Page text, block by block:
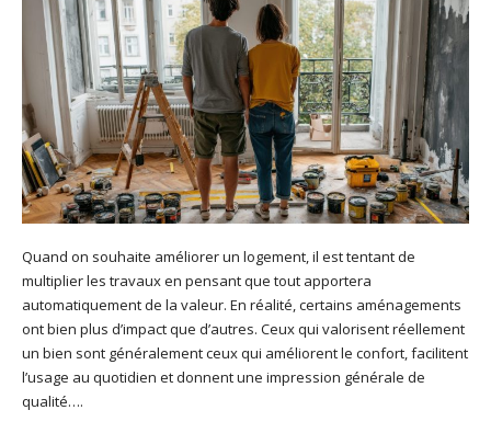
Quand on souhaite améliorer un logement, il est tentant de
multiplier les travaux en pensant que tout apportera
automatiquement de la valeur. En réalité, certains aménagements
ont bien plus d’impact que d’autres. Ceux qui valorisent réellement
un bien sont généralement ceux qui améliorent le confort, facilitent
l’usage au quotidien et donnent une impression générale de
qualité….